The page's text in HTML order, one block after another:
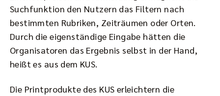
Suchfunktion den Nutzern das Filtern nach
bestimmten Rubriken, Zeiträumen oder Orten.
Durch die eigenständige Eingabe hätten die
Organisatoren das Ergebnis selbst in der Hand,
heißt es aus dem KUS.
Die Printprodukte des KUS erleichtern die